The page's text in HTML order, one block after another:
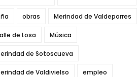
obras Merindad de Valdeporres
de Losa Música
de Sotoscueva
de Valdivielso empleo